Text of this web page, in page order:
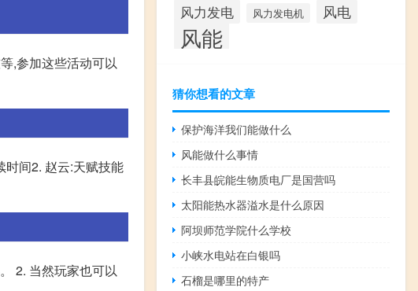
,参加这些活动可以
时间2. 赵云:天赋技能
2. 当然玩家也可以
风力发电 风力发电机 风电
风能
猜你想看的文章
保护海洋我们能做什么
风能做什么事情
长丰县皖能生物质电厂是国营吗
太阳能热水器溢水是什么原因
阿坝师范学院什么学校
小峡水电站在白银吗
石榴是哪里的特产